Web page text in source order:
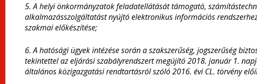
5. A helyi önkormányzatok feladatellátását támogató,
alkalmazásszolgáltatást nyújtó elektronikus információs
szakmai előkészítése;
6. A hatósági ügyek intézése során a szakszerűség, jogszerűség
tekintettel az eljárási szabályrendszert megújító 2018. január 1.
általános közigazgatási rendtartásról szóló 2016. évi CL. törvény